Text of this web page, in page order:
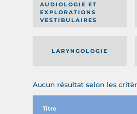
AUDIOLOGIE ET
EXPLORATIONS
VESTIBULAIRES
LARYNGOLOGIE
Aucun résultat selon les
Titre